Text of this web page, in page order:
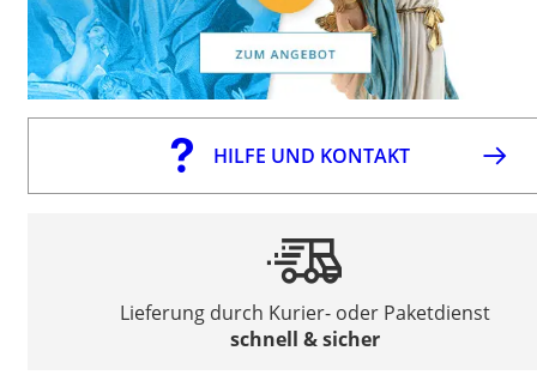
HILFE UND KONTAKT
Lieferung durch Kurier- oder Paketdienst
schnell & sicher